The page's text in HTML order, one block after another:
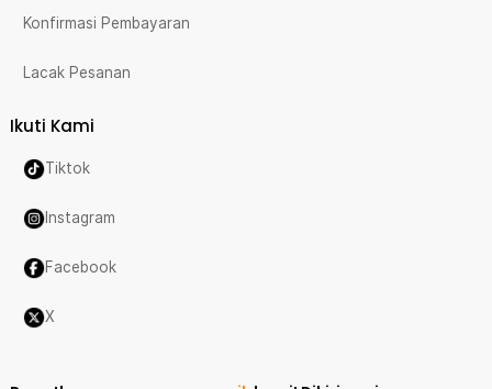
Konfirmasi Pembayaran
Lacak Pesanan
Ikuti Kami
Tiktok
Instagram
Facebook
X